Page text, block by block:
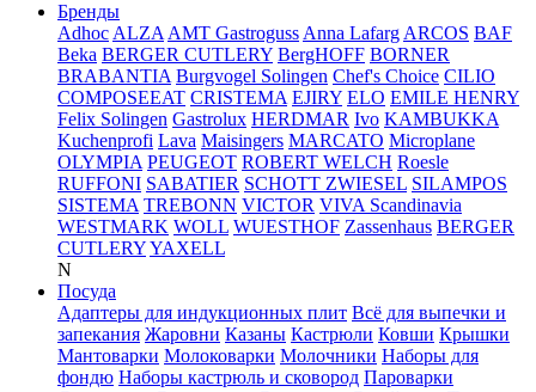
Бренды
Adhoc ALZA AMT Gastroguss Anna Lafarg ARCOS BAF
Beka BERGER CUTLERY BergHOFF BORNER
BRABANTIA Burgvogel Solingen Chef's Choice CILIO
COMPOSEEAT CRISTEMA EJIRY ELO EMILE HENRY
Felix Solingen Gastrolux HERDMAR Ivo KAMBUKKA
Kuchenprofi Lava Maisingers MARCATO Microplane
OLYMPIA PEUGEOT ROBERT WELCH Roesle
RUFFONI SABATIER SCHOTT ZWIESEL SILAMPOS
SISTEMA TREBONN VICTOR VIVA Scandinavia
WESTMARK WOLL WUESTHOF Zassenhaus BERGER
CUTLERYYAXELL
N
Посуда
Адаптеры для индукционных плит Всё для выпечки и
запекания Жаровни Казаны Кастрюли Ковши Крышки
Мантоварки Молоковарки Молочники Наборы для
фондю Наборы кастрюль и сковород Пароварки